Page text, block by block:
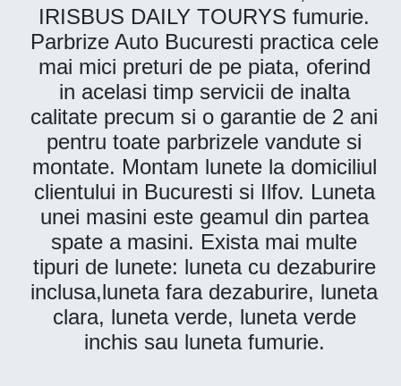
IRISBUS DAILY TOURYS fumurie.
Parbrize Auto Bucuresti practica cele
mai mici preturi de pe piata, oferind
in acelasi timp servicii de inalta
calitate precum si o garantie de 2 ani
pentru toate parbrizele vandute si
montate. Montam lunete la domiciliul
clientului in Bucuresti si Ilfov. Luneta
unei masini este geamul din partea
spate a masini. Exista mai multe
tipuri de lunete: luneta cu dezaburire
inclusa,luneta fara dezaburire, luneta
clara, luneta verde, luneta verde
inchis sau luneta fumurie.